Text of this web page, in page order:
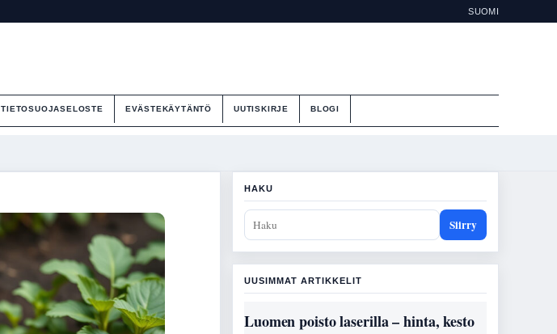
SUOMI
TIETOSUOJASELOSTE EVÄSTEKÄYTÄNTÖ UUTISKIRJE BLOGI
HAKU
Siirry
UUSIMMAT ARTIKKELIT
Luomen poisto laserilla – hinta, kesto